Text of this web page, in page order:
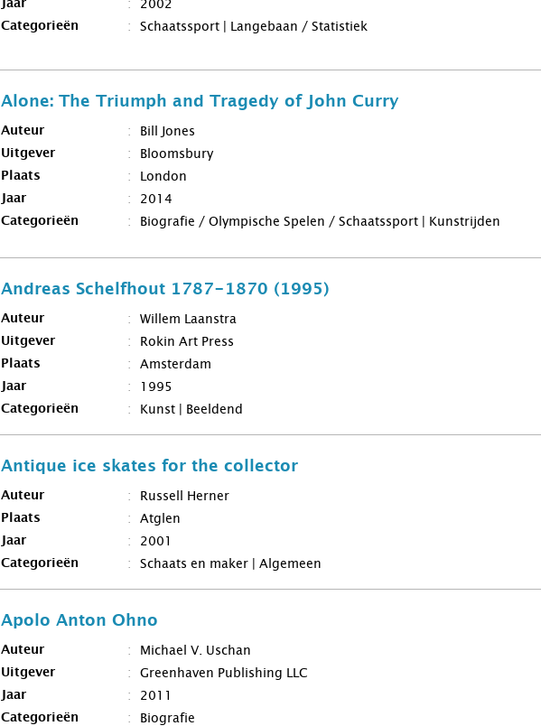
Jaar 2002
Categorieën Schaatssport | Langebaan / Statistiek
Alone: The Triumph and Tragedy of John Curry
Auteur Bill Jones
Uitgever Bloomsbury
Plaats London
Jaar 2014
Categorieën Biografie / Olympische Spelen / Schaatssport | Kunstrijden
Andreas Schelfhout 1787-1870 (1995)
Auteur Willem Laanstra
Uitgever Rokin Art Press
Plaats Amsterdam
Jaar 1995
Categorieën Kunst | Beeldend
Antique ice skates for the collector
Auteur Russell Herner
Plaats Atglen
Jaar 2001
Categorieën Schaats en maker | Algemeen
Apolo Anton Ohno
Auteur Michael V. Uschan
Uitgever Greenhaven Publishing LLC
Jaar 2011
Categorieën Biografie